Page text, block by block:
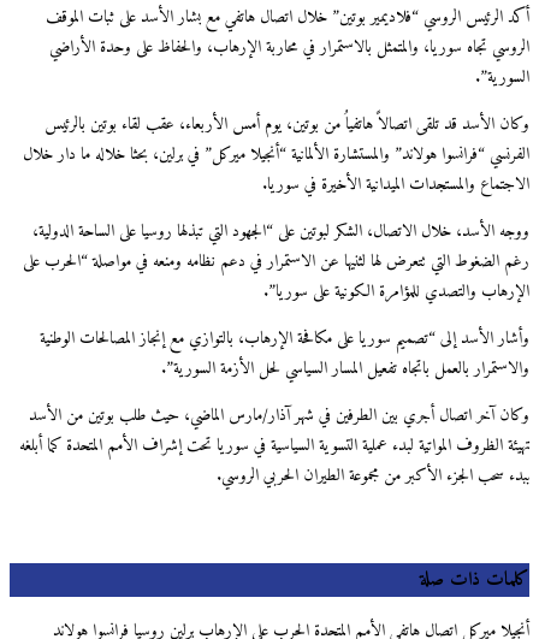
أكد الرئيس الروسي “فلاديمير بوتين” خلال اتصال هاتفي مع بشار الأسد على ثبات الموقف
الروسي تجاه سوريا، والمتمثل بالاستمرار في محاربة الإرهاب، والحفاظ على وحدة الأراضي
السورية”.
وكان الأسد قد تلقى اتصالاً هاتفياُ من بوتين، يوم أمس الأربعاء، عقب لقاء بوتين بالرئيس
الفرنسي “فرانسوا هولاند” والمستشارة الألمانية “أنجيلا ميركل” في برلين، بحثا خلاله ما دار خلال
الاجتماع والمستجدات الميدانية الأخيرة في سوريا.
ووجه الأسد، خلال الاتصال، الشكر لبوتين على “الجهود التي تبذلها روسيا على الساحة الدولية،
رغم الضغوط التي تتعرض لها لثنيها عن الاستمرار في دعم نظامه ومنعه في مواصلة “الحرب على
الإرهاب والتصدي للمؤامرة الكونية على سوريا”.
وأشار الأسد إلى “تصميم سوريا على مكافحة الإرهاب، بالتوازي مع إنجاز المصالحات الوطنية
والاستمرار بالعمل باتجاه تفعيل المسار السياسي لحل الأزمة السورية”.
وكان آخر اتصال أجري بين الطرفين في شهر آذار/مارس الماضي، حيث طلب بوتين من الأسد
تهيئة الظروف المواتية لبدء عملية التسوية السياسية في سوريا تحت إشراف الأمم المتحدة كما أبلغه
ببدء سحب الجزء الأكبر من مجموعة الطيران الحربي الروسي.
كلمات ذات صلة
أنجيلا ميركل اتصال هاتفي الأمم المتحدة الحرب على الإرهاب برلين روسيا فرانسوا هولاند